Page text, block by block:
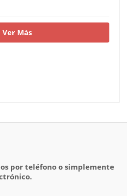
Ver Más
por teléfono o simplemente